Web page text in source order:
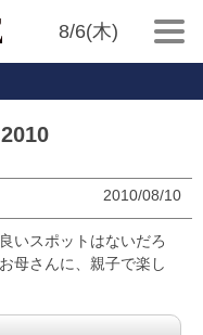
8/6(木)
2010/08/10
いスポットはないだろ
母さんに、親子で楽し